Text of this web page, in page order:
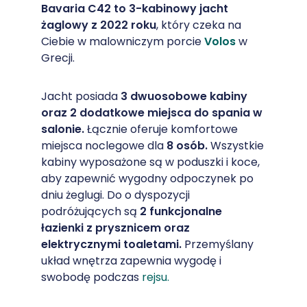
Bavaria C42 to 3-kabinowy jacht
żaglowy z 2022 roku, który czeka na
Ciebie w malowniczym porcieVolosw
Grecji.
Jacht posiada 3 dwuosobowe kabiny
oraz 2 dodatkowe miejsca do spania w
salonie.Łącznie oferuje komfortowe
miejsca noclegowe dla 8 osób.Wszystkie
kabiny wyposażone są w poduszki i koce,
aby zapewnić wygodny odpoczynek po
dniu żeglugi. Do o dyspozycji
podróżujących są 2 funkcjonalne
łazienki z prysznicem oraz
elektrycznymi toaletami.Przemyślany
układ wnętrza zapewnia wygodę i
swobodę podczas rejsu.